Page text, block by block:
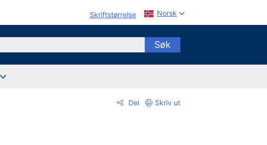
Skriftstørrelse Norsk
Søk
Del Skriv ut